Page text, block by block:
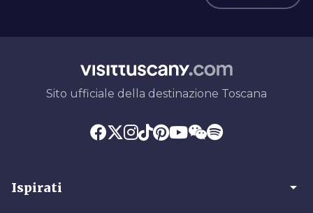
Sito ufficiale della destinazione Toscana
Ispirati arrow_drop_down